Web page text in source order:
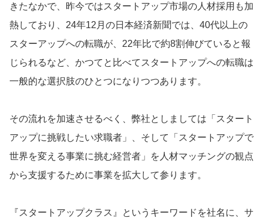
きたなかで、昨今ではスタートアップ市場の人材採用も加
熱しており、24年12月の日本経済新聞では、40代以上の
スターアップへの転職が、22年比で約8割伸びていると報
じられるなど、かつてと比べてスタートアップへの転職は
一般的な選択肢のひとつになりつつあります。
その流れを加速させるべく、弊社としましては「スタート
アップに挑戦したい求職者」、そして「スタートアップで
世界を変える事業に挑む経営者」を人材マッチングの観点
から支援するために事業を拡大して参ります。
『スタートアップクラス』というキーワードを社名に、サ